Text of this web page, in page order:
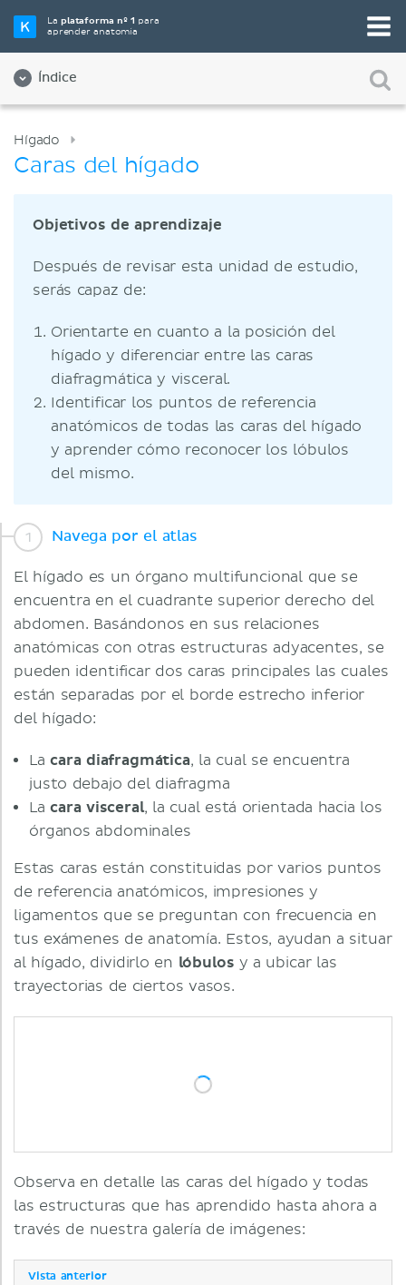
Laplataforma nº 1 para
aprender anatomía
Índice
Hígado
Caras del hígado
Objetivos de aprendizaje
Después de revisar esta unidad de estudio,
serás capaz de:
Orientarte en cuanto a la posición del
hígado y diferenciar entre las caras
diafragmática y visceral.
Identificar los puntos de referencia
anatómicos de todas las caras del hígado
y aprender cómo reconocer los lóbulos
del mismo.
Navega por el atlas
El hígado es un órgano multifuncional que se
encuentra en el cuadrante superior derecho del
abdomen. Basándonos en sus relaciones
anatómicas con otras estructuras adyacentes, se
pueden identificar dos caras principales las cuales
están separadas por el borde estrecho inferior
del hígado:
Lacara diafragmática, la cual se encuentra
justo debajo del diafragma
Lacara visceral, la cual está orientada hacia los
órganos abdominales
Estas caras están constituidas por varios puntos
de referencia anatómicos, impresiones y
ligamentos que se preguntan con frecuencia en
tus exámenes de anatomía. Estos, ayudan a situar
al hígado, dividirlo en lóbulos y a ubicar las
trayectorias de ciertos vasos.
Observa en detalle las caras del hígado y todas
las estructuras que has aprendido hasta ahora a
través de nuestra galería de imágenes:
Vista anterior